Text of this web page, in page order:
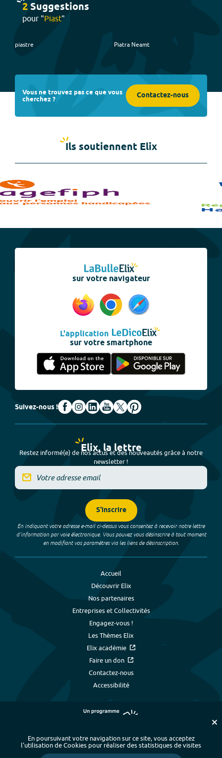
2Suggestions
pour "Piast"
piastre Piatra Neamt
Vous ne trouvez pas ce que vous
cherchez ? Contactez-nous
Ils soutiennent Elix
sur votre navigateur
L'application
sur votre smartphone
Suivez-nous !
Elix, la lettre
Restez informé(e) de nos actus et des nouveautés grâce à notre
newsletter !
S'inscrire
En indiquant votre adresse e-mail ci-dessus vous consentez à recevoir notre lettre
d’information par voie électronique. Vous pouvez vous désinscrire à tout moment
en modifiant vos paramètres via les liens de désinscription.
Accueil
Découvrir Elix
Nos partenaires
Entreprises et Collectivités
Engagez-vous !
Les Thèmes Elix
Elix académie
Faire un don
Contactez-nous
Accessibilité
Plan du site - Index alphabétique -
En poursuivant votre navigation sur ce site, vous acceptez
l’utilisation de Cookies pour réaliser des statistiques de visites